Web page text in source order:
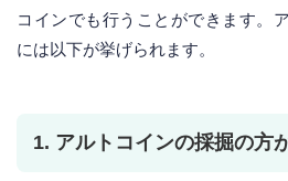
コインでも行うことができます。
には以下が挙げられます。
1. アルトコインの採掘の方